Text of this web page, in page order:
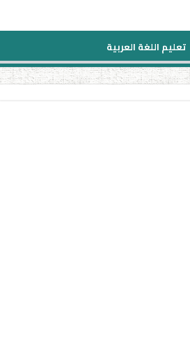
تعليم اللغة العربية